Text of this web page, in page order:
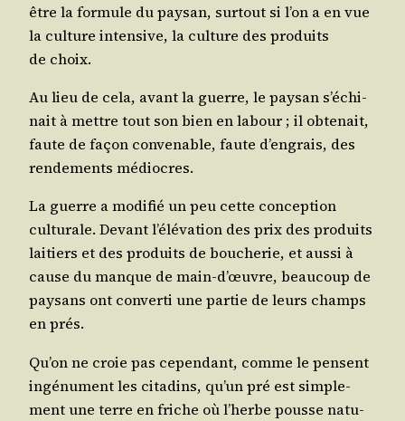
être la for­mule du pay­san, sur­tout si l’on a en vue
la culture inten­sive, la culture des pro­duits
de choix.
Au lieu de cela, avant la guerre, le pay­san s’é­chi­
nait à mettre tout son bien en labour ; il obte­nait,
faute de façon conve­nable, faute d’en­grais, des
ren­de­ments médiocres.
La guerre a modi­fié un peu cette concep­tion
cultu­rale. Devant l’é­lé­va­tion des prix des pro­duits
lai­tiers et des pro­duits de bou­che­rie, et aus­si à
cause du manque de main-d’œuvre, beau­coup de
pay­sans ont conver­ti une par­tie de leurs champs
en prés.
Qu’on ne croie pas cepen­dant, comme le pensent
ingé­nu­ment les cita­dins, qu’un pré est sim­ple­
ment une terre en friche où l’herbe pousse natu­